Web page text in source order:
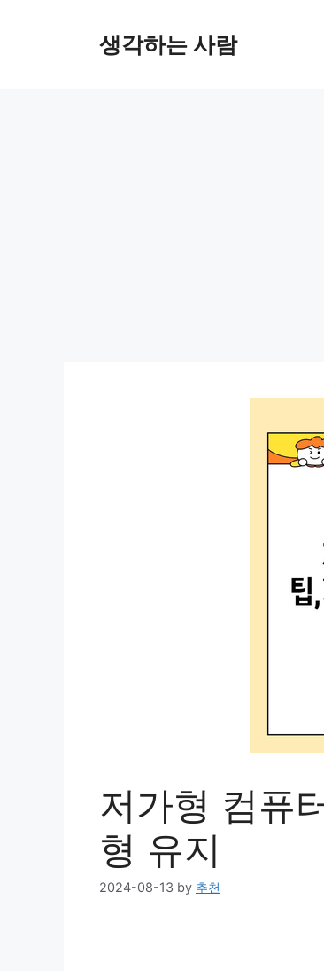
생각하는 사람
저가형 컴퓨
형 유지
2024-08-13 by 추천